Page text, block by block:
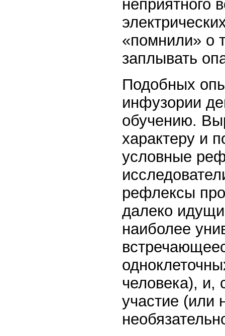
неприятного
«помнили» о
заплывать
Подобных
инфузории
обучению.
характеру и
условные
рефлексы
далеко
наиболее
человека), и,
участие (или